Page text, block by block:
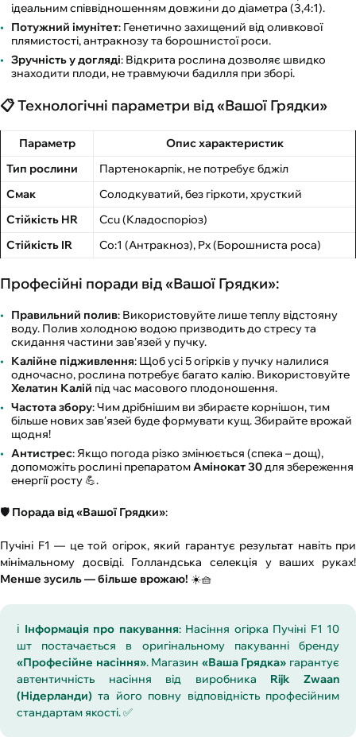
ідеальним співвідношенням довжини до діаметра (3,4:1).
Потужний імунітет: Генетично захищений від оливкової
плямистості, антракнозу та борошнистої роси.
Зручність у догляді: Відкрита рослина дозволяє швидко
знаходити плоди, не травмуючи бадилля при зборі.
📋 Технологічні параметри від «Вашої Грядки»
Параметр
Опис характеристик
Тип рослини
Партенокарпік, не потребує бджіл
Смак
Солодкуватий, без гіркоти, хрусткий
Стійкість HR
Ccu (Кладоспоріоз)
Стійкість IR
Co:1 (Антракноз), Px (Борошниста роса)
Професійні поради від «Вашої Грядки»:
Правильний полив: Використовуйте лише теплу відстояну
воду. Полив холодною водою призводить до стресу та
скидання частини зав'язей у пучку.
Калійне підживлення: Щоб усі 5 огірків у пучку налилися
одночасно, рослина потребує багато калію. Використовуйте
Хелатин Калій під час масового плодоношення.
Частота збору: Чим дрібнішим ви збираєте корнішон, тим
більше нових зав'язей буде формувати кущ. Збирайте врожай
щодня!
Антистрес: Якщо погода різко змінюється (спека – дощ),
допоможіть рослині препаратомАмінокат 30для збереження
енергії росту 💪.
🛡️ Порада від «Вашої Грядки»:
Пучіні F1 — це той огірок, який гарантує результат навіть при
мінімальному досвіді. Голландська селекція у ваших руках!
Менше зусиль — більше врожаю! ☀️🧺
ℹ️ Інформація про пакування: Насіння огірка Пучіні F1 10
шт постачається в оригінальному пакуванні бренду
«Професійне насіння». Магазин «Ваша Грядка» гарантує
автентичність насіння від виробника Rijk Zwaan
(Нідерланди) та його повну відповідність професійним
стандартам якості. ✅